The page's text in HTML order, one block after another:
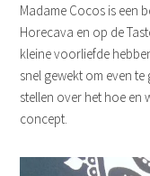
Madame Cocos is een
Horecava en op de
kleine voorliefde
snel gewekt om even
stellen over het hoe en
concept.